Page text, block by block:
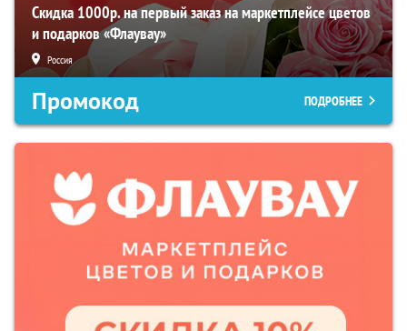
Скидка 1000р. на первый заказ на маркетплейсе цветов
и подарков «Флаувау»
Россия
Промокод ПОДРОБНЕЕ